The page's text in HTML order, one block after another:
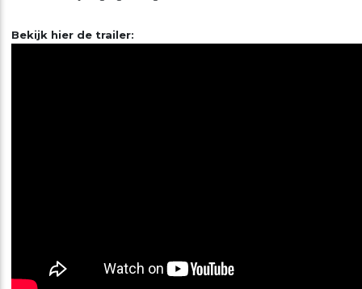
Bekijk hier de trailer: